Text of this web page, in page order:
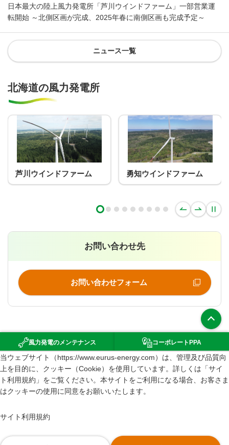
当ウェブサイト（https://www.eurus-energy.com）は、管理及び品質向
上を目的に、クッキー（Cookie）を使用しています。詳しくは「サイ
ト利用規約」をご覧ください。本サイトをご利用になる場合、お客さま
はクッキーの使用に同意をお願いいたします。
サイト利用規約
日本最大の陸上風力発電所「芦川ウインドファーム」一部営業運
転開始 ～北側区画が完成、2025年春に南側区画も完成予定～
ニュース一覧
北海道の風力発電所
ァーム 勇知ウインドファーム
ユーラス常呂能
ドファーム
お問い合わせ先
お問い合わせフォーム
風力発電のメンテナンス
（新規ウインドウで開きます）
コーポレート PPA
環境影響評価
サイトマップ
サイト利用規約